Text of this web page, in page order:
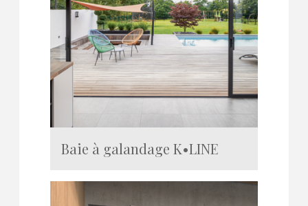
Baie à galandage K•LINE